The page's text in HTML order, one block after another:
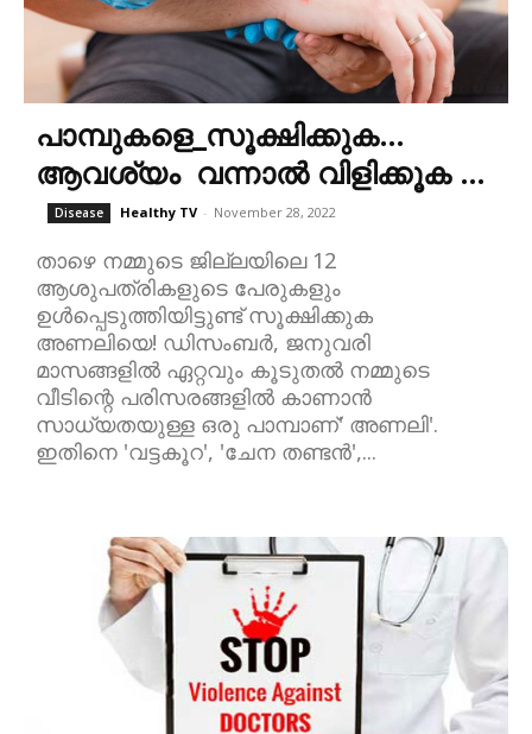
പാമ്പുകളെ_സൂക്ഷിക്കുക…
ആവശ്യം വന്നാൽ വിളിക്കൂക …
Disease Healthy TV - November 28, 2022
താഴെ നമ്മുടെ ജില്ലയിലെ 12
ആശുപത്രികളുടെ പേരുകളും
ഉൾപ്പെടുത്തിയിട്ടുണ്ട് സൂക്ഷിക്കുക
അണലിയെ! ഡിസംബർ, ജനുവരി
മാസങ്ങളിൽ ഏറ്റവും കൂടുതൽ നമ്മുടെ
വീടിന്റെ പരിസരങ്ങളിൽ കാണാൻ
സാധ്യതയുള്ള ഒരു പാമ്പാണ്' അണലി'.
ഇതിനെ 'വട്ടകൂറ', 'ചേന തണ്ടൻ',...